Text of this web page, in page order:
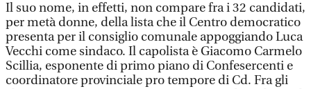
Il suo nome, in effetti, non compare fra i 32 candidati,
per metà donne, della lista che il Centro democratico
presenta per il consiglio comunale appoggiando Luca
Vecchi come sindaco. Il capolista è Giacomo Carmelo
Scillia, esponente di primo piano di Confesercenti e
coordinatore provinciale pro tempore di Cd. Fra gli